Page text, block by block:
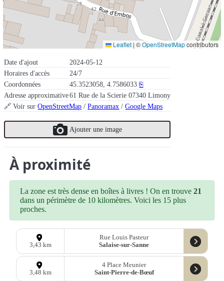
Date d'ajout
2024-05-12
Horaires d'accès
24/7
Coordonnées
45.3523058, 4.7586033 ⎘
Adresse approximative61 Rue de la Scierie 07340 Limony
🔗 Voir surOpenStreetMap /Panoramax /Google Maps
Ajouter une image
Leaflet | ©OpenStreetMapcontributors
À proximité
La zone est très dense en boîtes à livres ! On en trouve21
dans un périmètre de 10 kilomètres. Voici les 15 plus
proches.
3,43 km
Rue Louis Pasteur
Salaise-sur-Sanne
3,48 km
4 Place Meunier
Saint-Pierre-de-Bœuf